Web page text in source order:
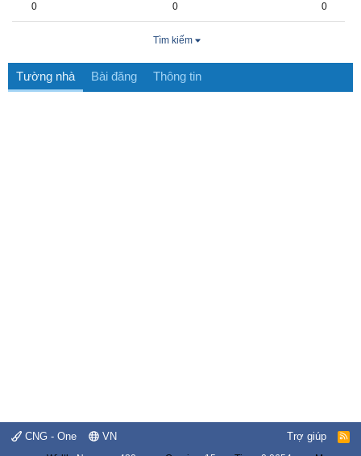
0 0 0
Tìm kiếm
Tường nhà Bài đăng Thông tin
CNG - One VN Trợ giúp
R